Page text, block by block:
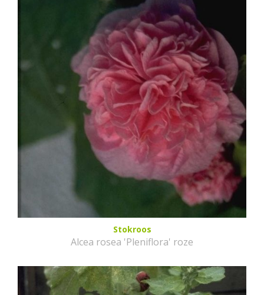
Stokroos
Alcea rosea 'Pleniflora' roze